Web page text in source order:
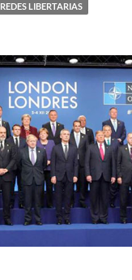
REDES LIBERTARIAS